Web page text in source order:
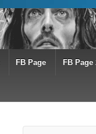
FB Page FB Page